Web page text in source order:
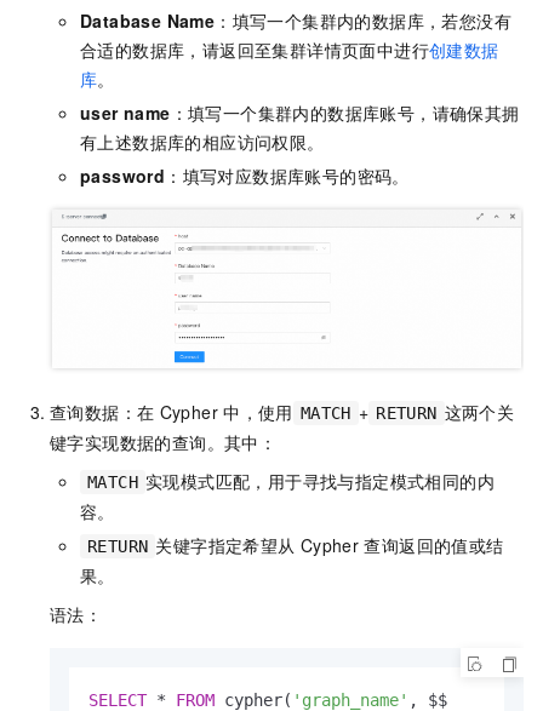
Database Name ：填写一个集群内的数据库，若您没有
合适的数据库，请返回至集群详情页面中进行创建数据
库。
user name ：填写一个集群内的数据库账号，请确保其拥
有上述数据库的相应访问权限。
password ：填写对应数据库账号的密码。
查询数据：在 Cypher 中，使用 MATCH + RETURN 这两个关
键字实现数据的查询。其中：
MATCH 实现模式匹配，用于寻找与指定模式相同的内
容。
RETURN 关键字指定希望从 Cypher 查询返回的值或结
果。
语法：
SELECT * FROM cypher( 'graph_name' , $$